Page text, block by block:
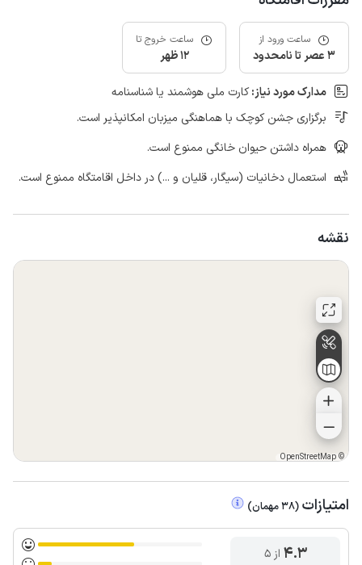
ساعت ورود از
3 عصر تا نامحدود
ساعت خروج تا
12 ظهر
مدارک مورد نیاز:کارت ملی هوشمند یا شناسنامه
برگزاری جشن کوچک با هماهنگی میزبان امکانپذیر است.
همراه داشتن حیوان خانگی ممنوع است.
استعمال دخانیات (سیگار، قلیان و ...) در داخل اقامتگاه ممنوع است.
نقشه
©
OpenStreetMap
امتیازات (
38مهمان)
4.3 از ۵